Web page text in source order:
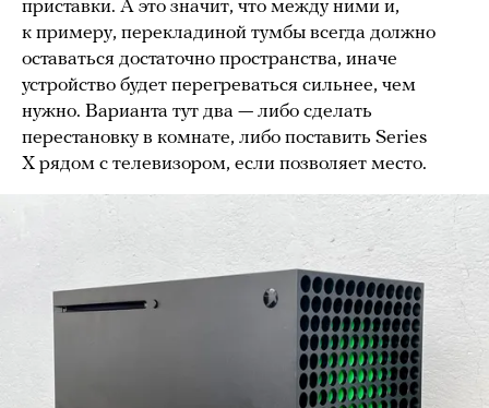
приставки. А это значит, что между ними и,
к примеру, перекладиной тумбы всегда должно
оставаться достаточно пространства, иначе
устройство будет перегреваться сильнее, чем
нужно. Варианта тут два — либо сделать
перестановку в комнате, либо поставить Series
X рядом с телевизором, если позволяет место.